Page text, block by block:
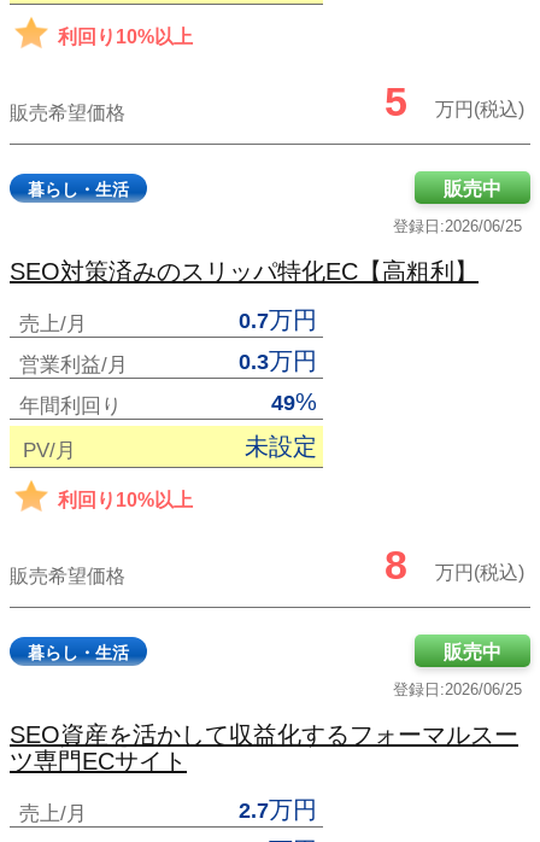
利回り10%以上
販売希望価格 5 万円(税込)
暮らし・生活
登録日:2026/06/25
販売中
SEO対策済みのスリッパ特化EC【高粗利】
売上/月 0.7万円
営業利益/月 0.3万円
年間利回り 49%
PV/月 未設定
利回り10%以上
販売希望価格 8 万円(税込)
暮らし・生活
登録日:2026/06/25
販売中
SEO資産を活かして収益化するフォーマルスー
ツ専門ECサイト
売上/月 2.7万円